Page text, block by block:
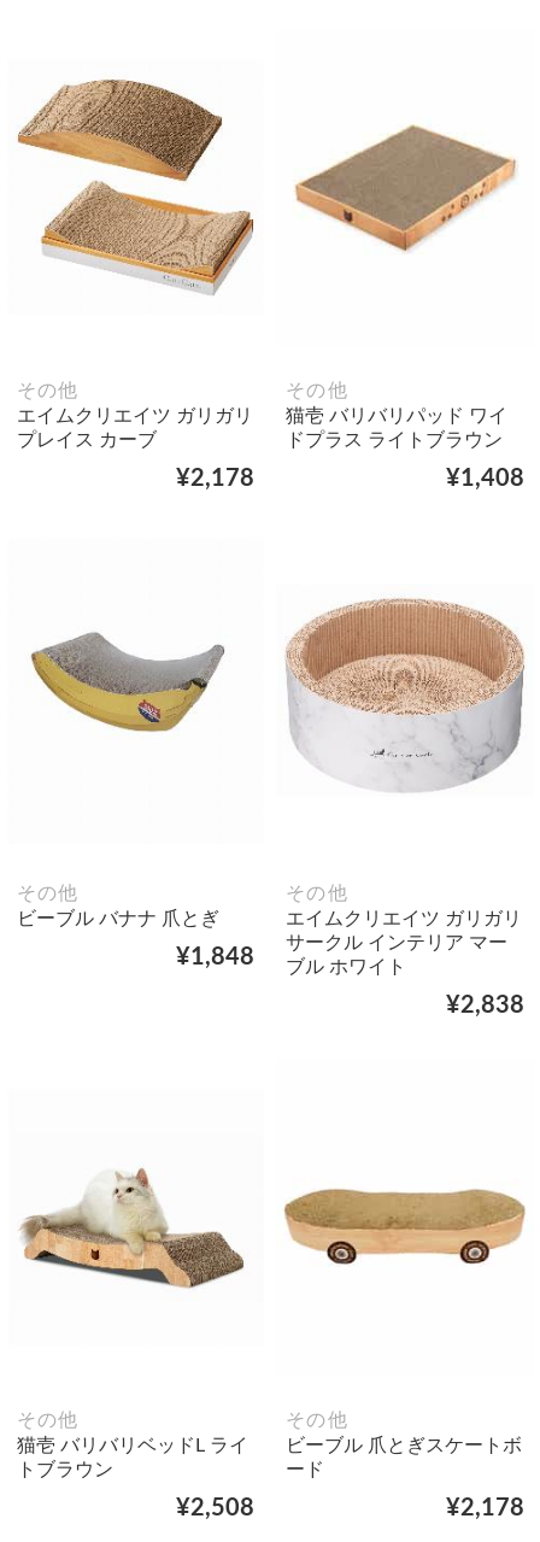
その他
エイムクリエイツ ガリガリ
プレイス カーブ
¥2,178
その他
猫壱 バリバリパッド ワイ
ドプラス ライトブラウン
¥1,408
その他
ビーブル バナナ 爪とぎ
¥1,848
その他
エイムクリエイツ ガリガリ
サークル インテリア マー
ブル ホワイト
¥2,838
その他
猫壱 バリバリベッドL ライ
トブラウン
¥2,508
その他
ビーブル 爪とぎスケートボ
ード
¥2,178